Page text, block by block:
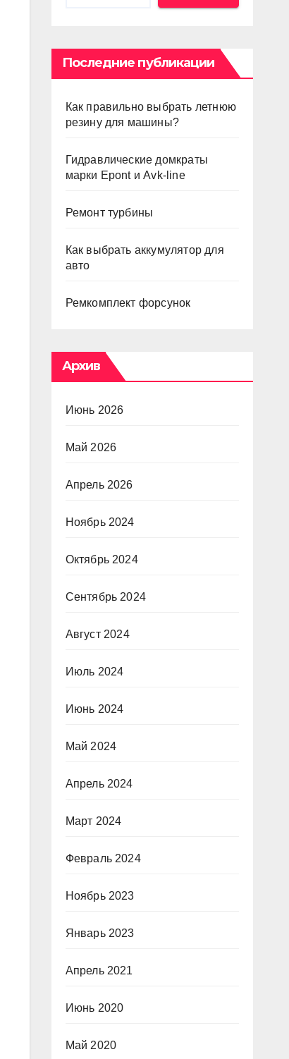
Последние публикации
Как правильно выбрать летнюю
резину для машины?
Гидравлические домкраты
марки Epont и Avk-line
Ремонт турбины
Как выбрать аккумулятор для
авто
Ремкомплект форсунок
Архив
Июнь 2026
Май 2026
Апрель 2026
Ноябрь 2024
Октябрь 2024
Сентябрь 2024
Август 2024
Июль 2024
Июнь 2024
Май 2024
Апрель 2024
Март 2024
Февраль 2024
Ноябрь 2023
Январь 2023
Апрель 2021
Июнь 2020
Май 2020